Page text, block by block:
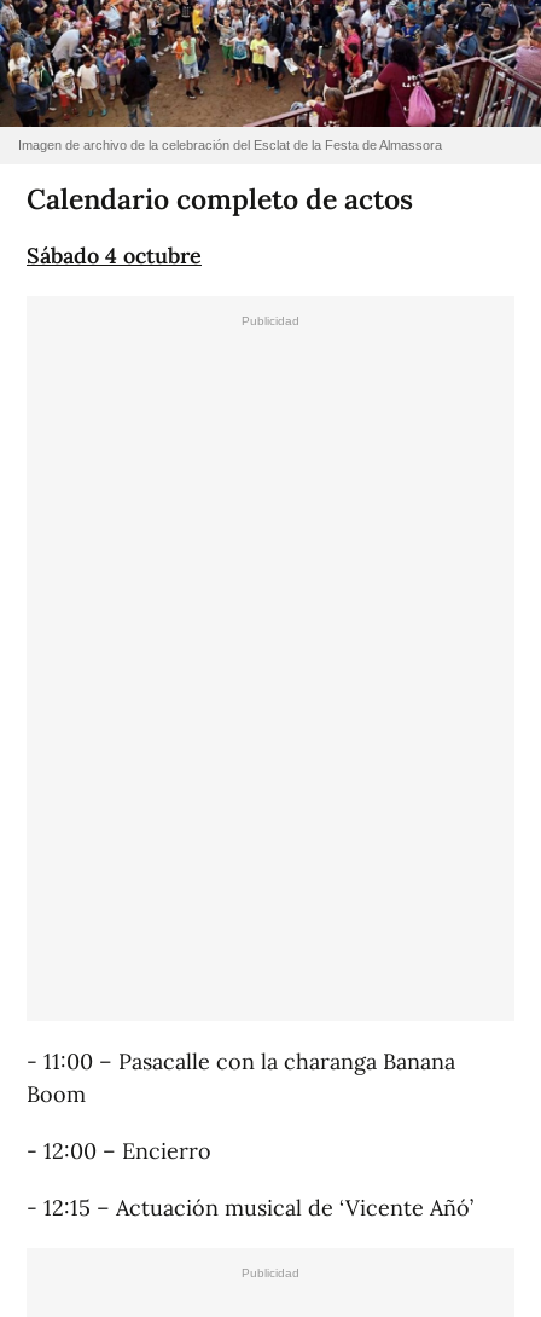
Imagen de archivo de la celebración del Esclat de la Festa de Almassora
Calendario completo de actos
Sábado 4 octubre
- 11:00 – Pasacalle con la charanga Banana
Boom
- 12:00 – Encierro
- 12:15 – Actuación musical de ‘Vicente Añó’